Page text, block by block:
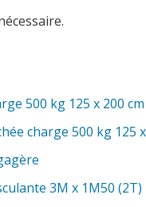
500 kg 125 x 200 cm
charge 500 kg 125
3M x 1M50 (2T)